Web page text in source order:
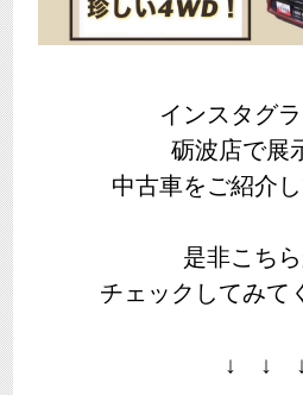
インスタグ
砺波店で展
中古車をご紹介し
是非こち
チェックしてみて
↓ ↓